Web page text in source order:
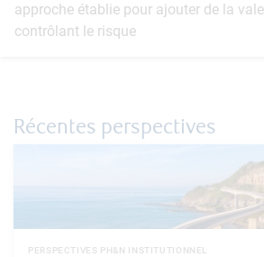
approche établie pour ajouter de la
contrôlant le risque
Récentes perspectives
PERSPECTIVES PH&N INSTITUTIONNEL